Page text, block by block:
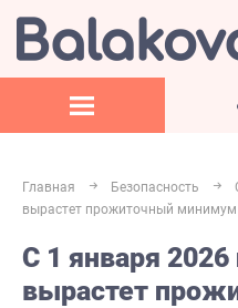
Главная Безопасность
вырастет прожиточный минимум
С 1 января 2026
вырастет